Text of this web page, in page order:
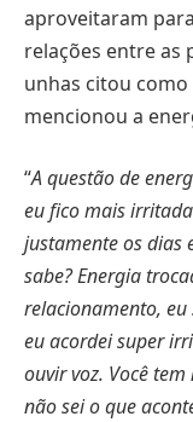
aproveitaram
relações entre as
unhas citou
mencionou a
“A questão de
eu fico mais
justamente os dias
sabe? Energia
relacionamento,
eu acordei super
ouvir voz. Você
não sei o que